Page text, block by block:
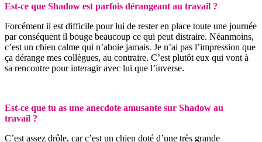
Est-ce que Shadow est parfois dérangeant au travail ?
Forcément il est difficile pour lui de rester en place toute une journée
par conséquent il bouge beaucoup ce qui peut distraire. Néanmoins,
c’est un chien calme qui n’aboie jamais. Je n’ai pas l’impression que
ça dérange mes collègues, au contraire. C’est plutôt eux qui vont à
sa rencontre pour interagir avec lui que l’inverse.
Est-ce que tu as une anecdote amusante sur Shadow au
travail ?
C’est assez drôle, car c’est un chien doté d’une très grande